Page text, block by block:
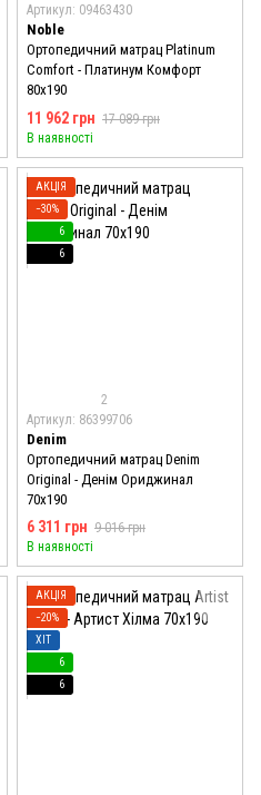
Артикул: 09463430
Noble
Ортопедичний матрац Platinum
Comfort - Платинум Комфорт
80x190
11 962 грн 17 089 грн
В наявності
АКЦІЯ
−30%
6
6
2
Артикул: 86399706
Denim
Ортопедичний матрац Denim
Original - Денім Ориджинал
70x190
6 311 грн 9 016 грн
В наявності
АКЦІЯ
−20%
ХІТ
6
6